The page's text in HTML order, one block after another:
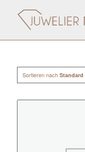
Sortieren nach Standard